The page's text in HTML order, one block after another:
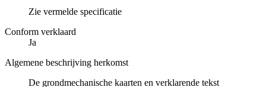
Zie vermelde specificatie
Conform verklaard
Ja
Algemene beschrijving herkomst
De grondmechanische kaarten en verklarende tekst